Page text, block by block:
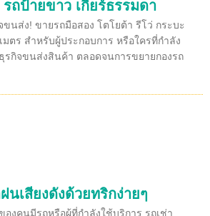
ถป้ายขาว เกียร์ธรรมดา
ขนส่ง! ขายรถมือสอง โตโยต้า รีโว่ กระบะ
มตร สำหรับผู้ประกอบการ หรือใครที่กำลัง
รกิจขนส่งสินค้า ตลอดจนการขยายกองรถ
นเสียงดังด้วยทริกง่ายๆ
งคนมีรถหรือผู้ที่กำลังใช้บริการ รถเช่า